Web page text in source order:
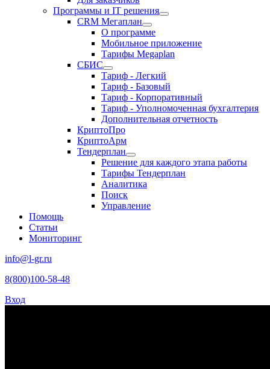
Программы и IT решения
CRM Мегаплан
О программе
Мобильное приложение
Тарифы Megaplan
СБИС
Тариф - Легкий
Тариф - Базовый
Тариф - Корпоративный
Тариф - Уполномоченная бухгалтерия
Дополнительная отчетность
КриптоПро
КриптоАрм
Тендерплан
Решение для каждого этапа работы
Тарифы Тендерплан
Аналитика
Поиск
Управление
Помощь
Статьи
Мониторинг
info@l-gr.ru
8(800)100-58-48
Вход